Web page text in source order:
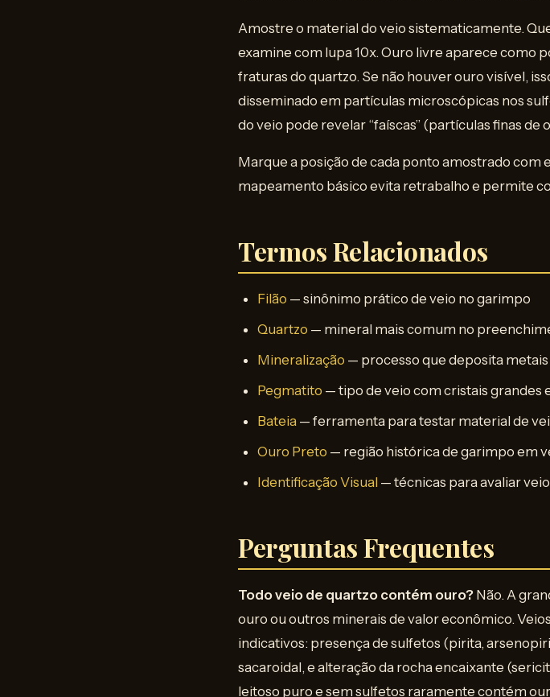
Amostre o material do veio sistematicamente.
examine com lupa 10x. Ouro livre aparece como
fraturas do quartzo. Se não houver ouro visível,
disseminado em partículas microscópicas nos
do veio pode revelar “faíscas” (partículas finas de
Marque a posição de cada ponto amostrado com
mapeamento básico evita retrabalho e permite
Termos Relacionados
Filão — sinônimo prático de veio no garimpo
Quartzo — mineral mais comum no
Mineralização — processo que deposita metais
Pegmatito — tipo de veio com cristais grandes
Bateia — ferramenta para testar material de
Ouro Preto — região histórica de garimpo em
Identificação Visual — técnicas para avaliar
Perguntas Frequentes
Todo veio de quartzo contém ouro? Não. A
ouro ou outros minerais de valor econômico.
indicativos: presença de sulfetos (pirita,
sacaroidal, e alteração da rocha encaixante
leitoso puro e sem sulfetos raramente contém